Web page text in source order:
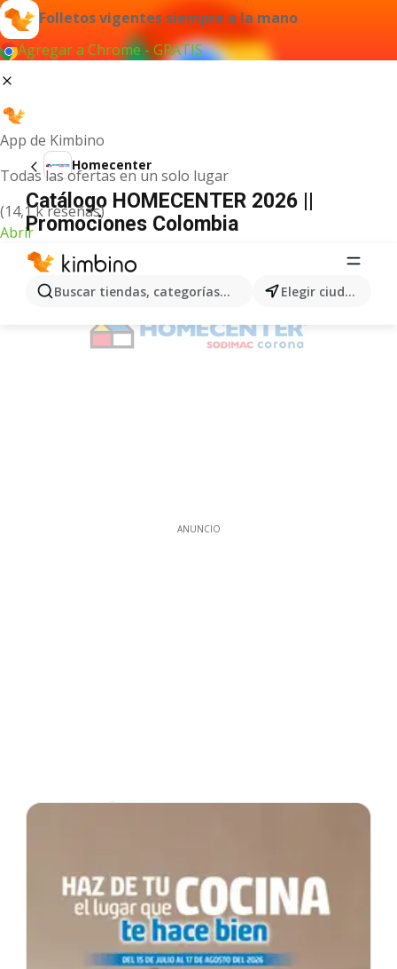
Folletos vigentes siempre a la mano
Agregar a Chrome - GRATIS
App de Kimbino
Todas las ofertas en un solo lugar
(14,1 k reseñas)
Abrir
Buscar tiendas, categorías, productos... Elegir ciudad
Homecenter
Catálogo HOMECENTER 2026 ||
Promociones Colombia
ANUNCIO